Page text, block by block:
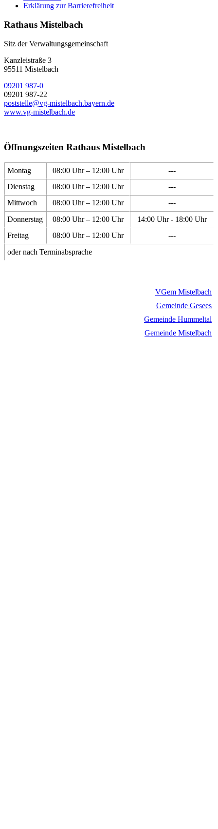
Erklärung zur Barrierefreiheit
Rathaus Mistelbach
Sitz der Verwaltungsgemeinschaft
Kanzleistraße 3
95511 Mistelbach
09201 987-0
09201 987-22
poststelle@vg-mistelbach.bayern.de
www.vg-mistelbach.de
Öffnungszeiten Rathaus Mistelbach
Montag 08:00 Uhr – 12:00 Uhr
---
Dienstag
08:00 Uhr – 12:00 Uhr
---
Mittwoch
08:00 Uhr – 12:00 Uhr
---
Donnerstag
08:00 Uhr – 12:00 Uhr
14:00 Uhr - 18:00 Uhr
Freitag
08:00 Uhr – 12:00 Uhr
---
oder nach Terminabsprache
VGem Mistelbach
Gemeinde Gesees
Gemeinde Hummeltal
Gemeinde Mistelbach